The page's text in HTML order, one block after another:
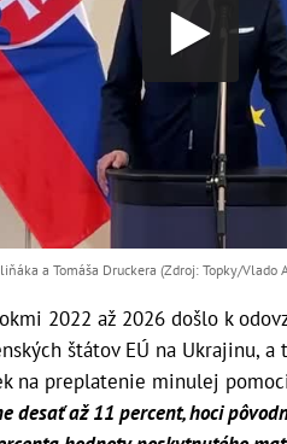
a Tomáša Druckera (Zdroj: Topky/Vlado
2022 až 2026 došlo k
štátov EÚ na Ukrajinu,
na preplatenie minulej
desať až 11 percent, hoci